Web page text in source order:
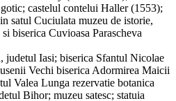
castelul contelui Haller (1553);
satul Cuciulata muzeu de istorie,
biserica Cuvioasa Parascheva
judetul Iasi; biserica Sfantul Nicolae
Vechi biserica Adormirea Maicii
Valea Lunga rezervatie botanica
Bihor; muzeu satesc; statuia